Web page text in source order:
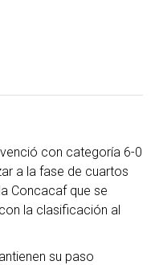
con categoría 6-0
a la fase de cuartos
Concacaf que se
la clasificación al
su paso